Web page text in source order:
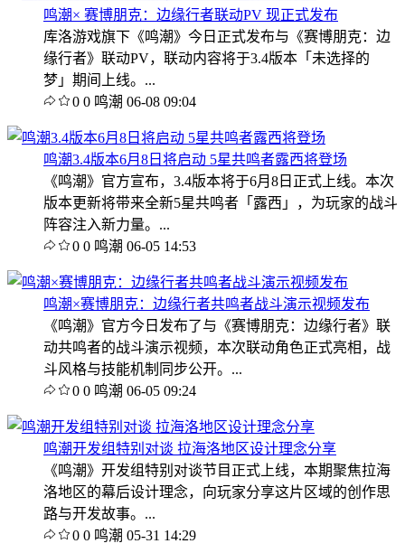
鸣潮× 赛博朋克：边缘行者联动PV 现正式发布
库洛游戏旗下《鸣潮》今日正式发布与《赛博朋克：边
缘行者》联动PV，联动内容将于3.4版本「未选择的
梦」期间上线。...
0 0 鸣潮 06-08 09:04
鸣潮3.4版本6月8日将启动 5星共鸣者露西将登场
《鸣潮》官方宣布，3.4版本将于6月8日正式上线。本次
版本更新将带来全新5星共鸣者「露西」，为玩家的战斗
阵容注入新力量。...
0 0 鸣潮 06-05 14:53
鸣潮×赛博朋克：边缘行者共鸣者战斗演示视频发布
《鸣潮》官方今日发布了与《赛博朋克：边缘行者》联
动共鸣者的战斗演示视频，本次联动角色正式亮相，战
斗风格与技能机制同步公开。...
0 0 鸣潮 06-05 09:24
鸣潮开发组特别对谈 拉海洛地区设计理念分享
《鸣潮》开发组特别对谈节目正式上线，本期聚焦拉海
洛地区的幕后设计理念，向玩家分享这片区域的创作思
路与开发故事。...
0 0 鸣潮 05-31 14:29